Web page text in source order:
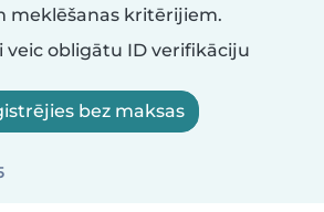
meklēšanas kritērijiem.
veic obligātu ID verifikāciju
bez maksas